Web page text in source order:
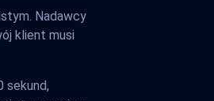
Nadawcy
klient musi
sekund,